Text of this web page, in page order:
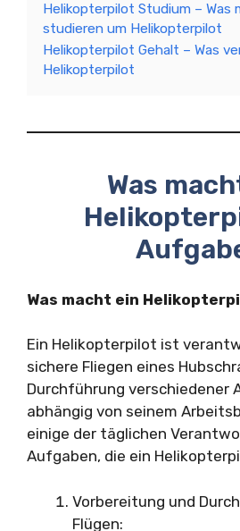
Helikopterpilot Studium – Was
studieren um Helikopterpilot
Helikopterpilot Gehalt – Was
Helikopterpilot
Was
Was macht ein
Ein Helikopterpilot ist
sichere Fliegen eines
Durchführung verschiedener
abhängig von seinem
einige der täglichen
Aufgaben, die ein
Vorbereitung und
Flügen: